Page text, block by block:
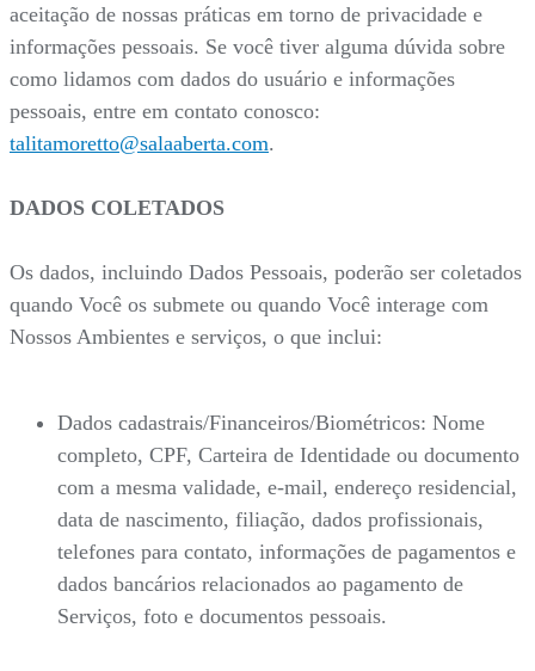
aceitação de nossas práticas em torno de privacidade e
informações pessoais. Se você tiver alguma dúvida sobre
como lidamos com dados do usuário e informações
pessoais, entre em contato conosco:
talitamoretto@salaaberta.com.
DADOS COLETADOS
Os dados, incluindo Dados Pessoais, poderão ser coletados
quando Você os submete ou quando Você interage com
Nossos Ambientes e serviços, o que inclui:
Dados cadastrais/Financeiros/Biométricos: Nome
completo, CPF, Carteira de Identidade ou documento
com a mesma validade, e-mail, endereço residencial,
data de nascimento, filiação, dados profissionais,
telefones para contato, informações de pagamentos e
dados bancários relacionados ao pagamento de
Serviços, foto e documentos pessoais.